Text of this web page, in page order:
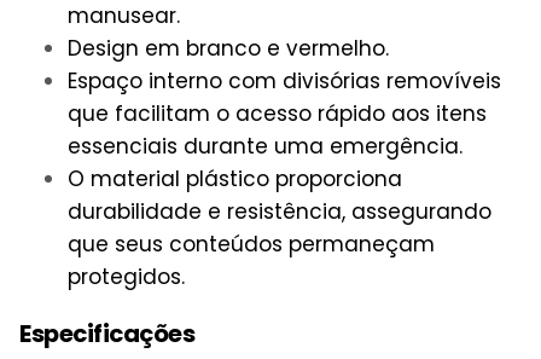
manusear.
Design em branco e vermelho.
Espaço interno com divisórias removíveis
que facilitam o acesso rápido aos itens
essenciais durante uma emergência.
O material plástico proporciona
durabilidade e resistência, assegurando
que seus conteúdos permaneçam
protegidos.
Especificações